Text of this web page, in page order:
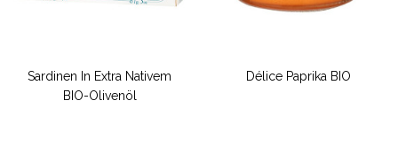
Sardinen In Extra Nativem
BIO-Olivenöl
Délice Paprika BIO